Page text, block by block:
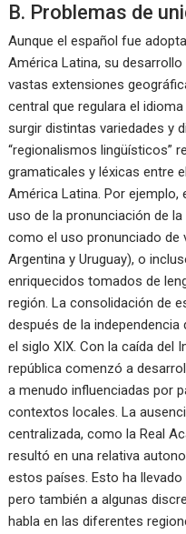
B. Problemas de
Aunque el español fue
América Latina, su
vastas extensiones
central que regulara el
surgir distintas variedades y
“regionalismos lingüísticos”
gramaticales y léxicas entre
América Latina. Por ejemplo,
uso de la pronunciación de
como el uso pronunciado de
Argentina y Uruguay), o
enriquecidos tomados de
región. La consolidación de
después de la
el siglo XIX. Con la caída del
república comenzó a
a menudo influenciadas por
contextos locales. La
centralizada, como la Real
resultó en una relativa
estos países. Esto ha
pero también a algunas
habla en las diferentes